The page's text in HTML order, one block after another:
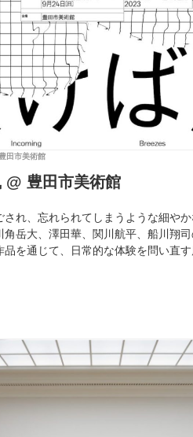
豊田市美術館
@ 豊田市美術館
され、忘れられてしまうような細やか
角岳大、澤田華、関川航平、船川翔
品を通じて、日常的な体験を問い直す